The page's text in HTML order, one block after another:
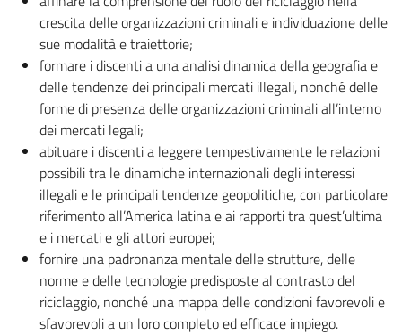
crescita delle organizzazioni criminali e individuazione delle
sue modalità e traiettorie;
formare i discenti a una analisi dinamica della geografia e
delle tendenze dei principali mercati illegali, nonché delle
forme di presenza delle organizzazioni criminali all’interno
dei mercati legali;
abituare i discenti a leggere tempestivamente le relazioni
possibili tra le dinamiche internazionali degli interessi
illegali e le principali tendenze geopolitiche, con particolare
riferimento all’America latina e ai rapporti tra quest’ultima
e i mercati e gli attori europei;
fornire una padronanza mentale delle strutture, delle
norme e delle tecnologie predisposte al contrasto del
riciclaggio, nonché una mappa delle condizioni favorevoli e
sfavorevoli a un loro completo ed efficace impiego.